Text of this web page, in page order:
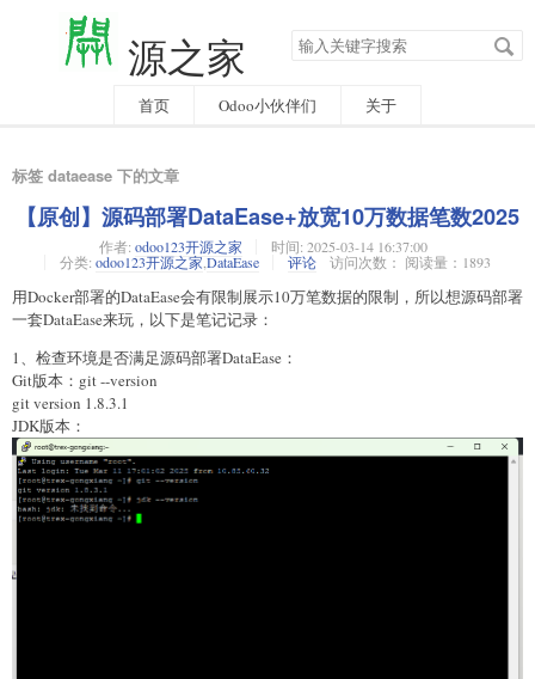
源之家 搜
索
字
首页 Odoo小伙伴们 关于
标签 dataease 下的文章
【原创】源码部署DataEase+放宽10万数据笔数2025
作者: odoo123开源之家 时间: 2025-03-14 16:37:00
分类: odoo123开源之家 DataEase 评论 访问次数： 阅读量：1893
用Docker部署的DataEase会有限制展示10万笔数据的限制，所以想源码部署
一套DataEase来玩，以下是笔记记录：
1、检查环境是否满足源码部署DataEase：
Git版本：git --version
git version 1.8.3.1
JDK版本：